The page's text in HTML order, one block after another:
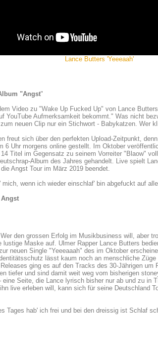
Lance Butters 'Yeeeaah'
"Angst"
Video zu "Wake Up Fucked Up" von Lance
YouTube Aufmerksamkeit bekommt." Was nicht
neuen Clip nur ein Stichwort - Babykatzen. Wer
freut sich über den perfekten Upload-Zeitpunkt,
6 Uhr morgens online gestellt. Im Oktober
Titel im Gegensatz zu seinem Vorreiter "Blaow"
Album des Jahres gehandelt. Live spielt
Angst Tour im März 2019 beendet.
mich, wenn ich wieder einschlaf' bin abgefuckt auf
Angst
den grossen Erfolg im Musikbusiness will, aber
lustige Maske auf. Ulmer Rapper Lance Butters
neuen Single "Yeeeaaah" des im Oktober
lässt kaum noch an menschliche
ging es auf den Tracks des 30-Jährigen um
tiefer und sind damit weit weg vom bisherigen
Seite, die Lance lyrisch bisher nur ab und zu in
live erleben will, kann sich für seine Deutschland
Tages hab' ich frei und bei den dreissig ist Schlaf